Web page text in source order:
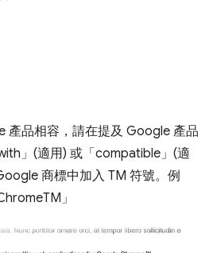
產品相容，請在提及 Google 產品
」(適用) 或「compatible」(適
商標中加入 TM 符號。例
」